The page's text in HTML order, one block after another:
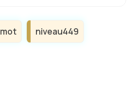
niveau449